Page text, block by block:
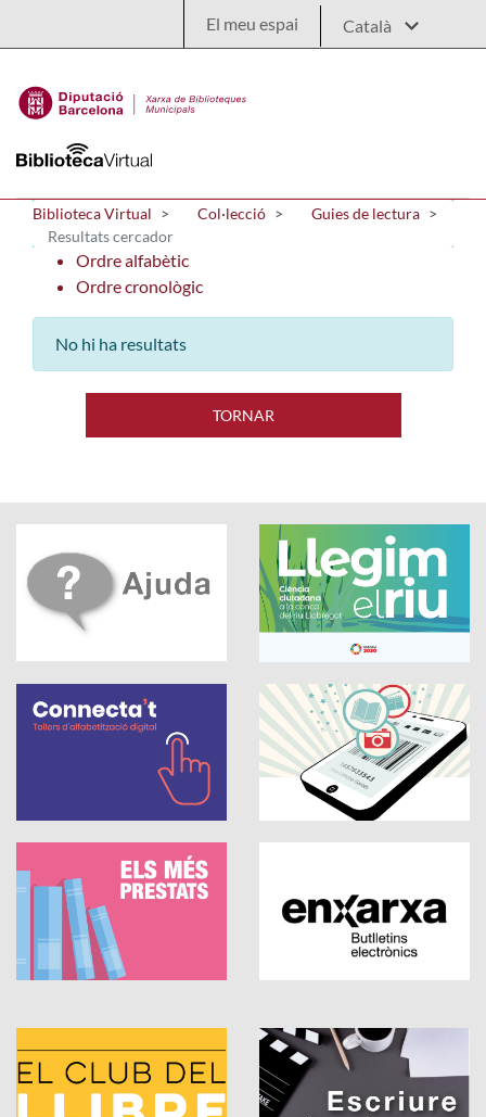
El meu espai
Biblioteca Virtual Col·lecció
Guies de lectura
Resultats cercador
Ordre alfabètic
Ordre cronològic
No hi ha resultats
TORNAR